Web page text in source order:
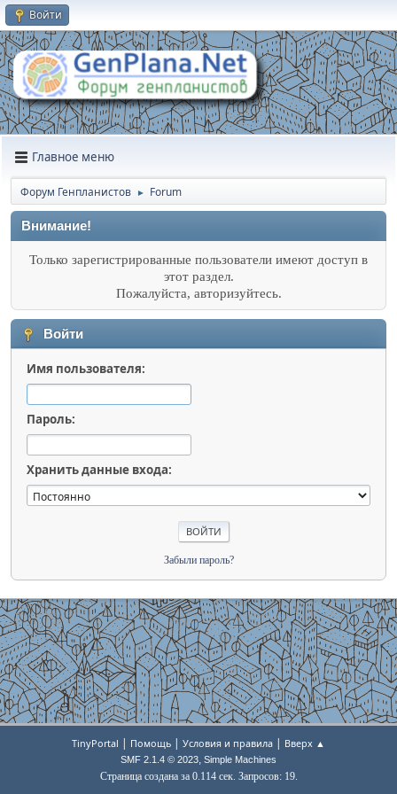
Войти
Главное меню
Форум Генпланистов ► Forum
Внимание!
Только зарегистрированные пользователи имеют доступ в
этот раздел.
Пожалуйста, авторизуйтесь.
Войти
Имя пользователя:
Пароль:
Хранить данные входа:
Забыли пароль?
TinyPortal | Помощь | Условия и правила | Вверх ▲
SMF 2.1.4 © 2023, Simple Machines
Страница создана за 0.114 сек. Запросов: 19.